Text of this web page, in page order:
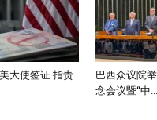
大使签证 指责
巴西众议院
念会议暨“中...